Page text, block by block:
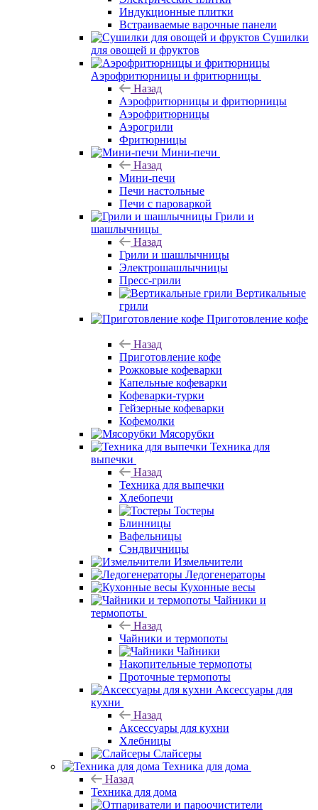
Индукционные плитки
Встраиваемые варочные панели
Сушилки
для овощей и фруктов
Аэрофритюрницы и фритюрницы
Назад
Аэрофритюрницы и фритюрницы
Аэрофритюрницы
Аэрогрили
Фритюрницы
Мини-печи
Назад
Мини-печи
Печи настольные
Печи с пароваркой
Грили и
шашлычницы
Назад
Грили и шашлычницы
Электрошашлычницы
Пресс-грили
Вертикальные
грили
Приготовление кофе
Назад
Приготовление кофе
Рожковые кофеварки
Капельные кофеварки
Кофеварки-турки
Гейзерные кофеварки
Кофемолки
Мясорубки
Техника для
выпечки
Назад
Техника для выпечки
Хлебопечи
Тостеры
Блинницы
Вафельницы
Сэндвичницы
Измельчители
Ледогенераторы
Кухонные весы
Чайники и
термопоты
Назад
Чайники и термопоты
Чайники
Накопительные термопоты
Проточные термопоты
Аксессуары для
кухни
Назад
Аксессуары для кухни
Хлебницы
Слайсеры
Техника для дома
Назад
Техника для дома